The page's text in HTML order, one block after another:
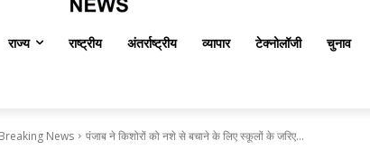
राज्य राष्ट्रीय अंतर्राष्ट्रीय व्यापार टेक्नोलॉजी चुनाव
Breaking News पंजाब ने किशोरों को नशे से बचाने के लिए स्कूलों के जरिए...